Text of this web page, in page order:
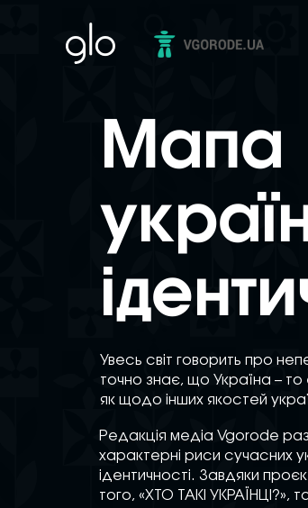
Мапа
Увесь світ говорить про
точно знає, що Україна –
як щодо інших якостей
Редакція медіа Vgorode
характерні риси сучасних
ідентичності. Завдяки
того, «ХТО ТАКІ УКРАЇНЦІ?»,